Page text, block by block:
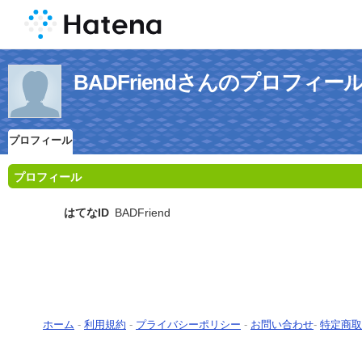
BADFriendさんのプロフィー
プロフィール
プロフィール
はてなID BADFriend
ホーム - 利用規約 - プライバシーポリシー - お問い合わせ- 特定商